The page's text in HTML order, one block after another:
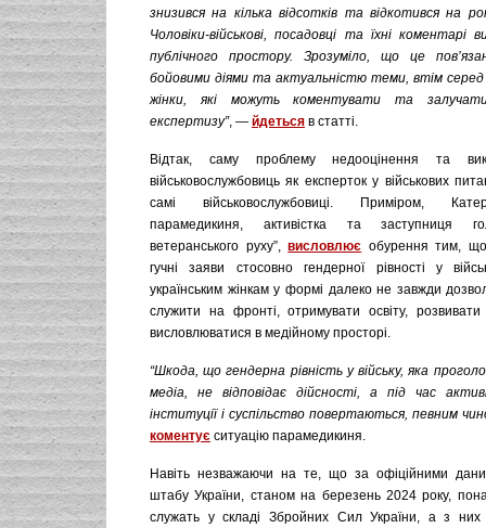
знизився на кілька відсотків та відкотився на
Чоловіки-військові, посадовці та їхні коментарі
публічного простору. Зрозуміло, що це
бойовими діями та актуальністю теми, втім серед
жінки, які можуть коментувати та
експертизу”, — йдеться в статті.
Відтак, саму проблему недооцінення та
військовослужбовиць як експерток у військових
самі військовослужбовиці. Приміром,
парамедикиня, активістка та заступниця
ветеранського руху”,висловлює обурення тим,
гучні заяви стосовно гендерної рівності у
українським жінкам у формі далеко не завжди
служити на фронті, отримувати освіту,
висловлюватися в медійному просторі.
“Шкода, що гендерна рівність у війську, яка
медіа, не відповідає дійсності, а під час
інституції і суспільство повертаються, певним
коментує ситуацію парамедикиня.
Навіть незважаючи на те, що за офіційними
штабу України, станом на березень 2024 року,
служать у складі Збройних Сил України, а з них